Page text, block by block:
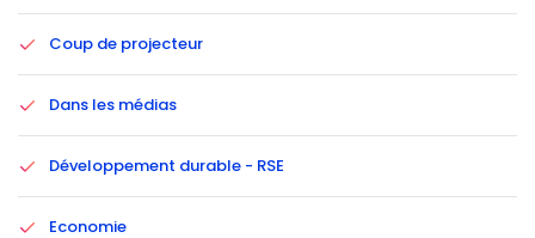
Coup de projecteur
Dans les médias
Développement durable - RSE
Economie